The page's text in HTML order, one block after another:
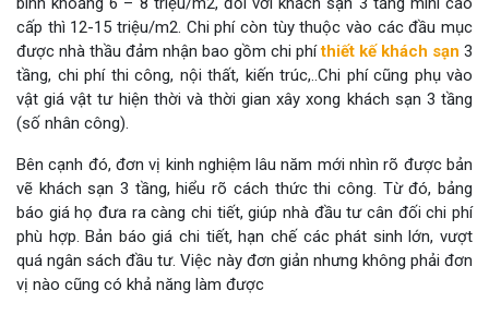
cấp thì 12-15 triệu/m2. Chi phí còn tùy thuộc vào các đầu mục
được nhà thầu đảm nhận bao gồm chi phíthiết kế khách sạn 3
tầng, chi phí thi công, nội thất, kiến trúc,..Chi phí cũng phụ vào
vật giá vật tư hiện thời và thời gian xây xong khách sạn 3 tầng
(số nhân công).
Bên cạnh đó, đơn vị kinh nghiệm lâu năm mới nhìn rõ được bản
vẽ khách sạn 3 tầng, hiểu rõ cách thức thi công. Từ đó, bảng
báo giá họ đưa ra càng chi tiết, giúp nhà đầu tư cân đối chi phí
phù hợp. Bản báo giá chi tiết, hạn chế các phát sinh lớn, vượt
quá ngân sách đầu tư. Việc này đơn giản nhưng không phải đơn
vị nào cũng có khả năng làm được